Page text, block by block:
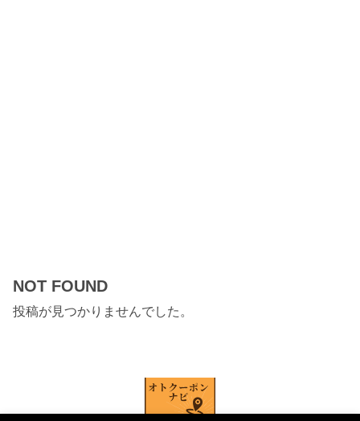
NOT FOUND
投稿が見つかりませんでした。